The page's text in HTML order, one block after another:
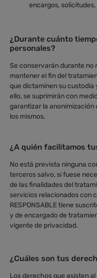
encargos, solicitudes,
¿Durante cuánto
personales?
Se conservarán durante no
mantener el fin del
que dictaminen su custodia
ello, se suprimirán con
garantizar la anonimización
los mismos.
¿A quién facilitamos
No está prevista ninguna
terceros salvo, si fuese
de las finalidades del
servicios relacionados con
RESPONSABLE tiene
y de encargado de
vigente de privacidad.
¿Cuáles son tus
Los derechos que asisten al